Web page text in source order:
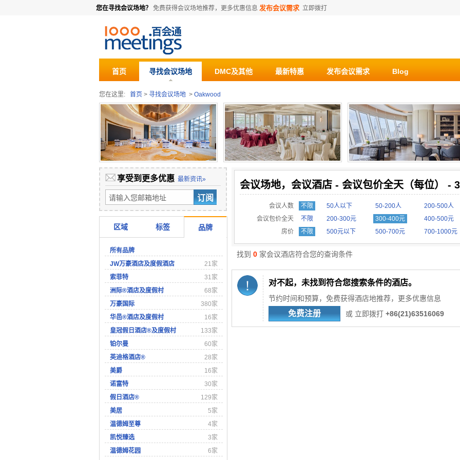
您在寻找会议场地？ 免费获得会议场地推荐，更多优惠信息 发布会议需求 立即拨打
首页 寻找会议场地 DMC及其他 最新特惠 发布会议需求 Blog
您在这里: 首页 > 寻找会议场地 > Oakwood
享受到更多优惠 最新资讯»
区域 标签 品牌
所有品牌
JW万豪酒店及度假酒店
21家
索菲特
31家
洲际®酒店及度假村
68家
万豪国际
380家
华邑®酒店及度假村
16家
皇冠假日酒店®及度假村
133家
铂尔曼
60家
英迪格酒店®
28家
美爵
16家
诺富特
30家
假日酒店®
129家
美居
5家
温德姆至尊
4家
凯悦臻选
3家
温德姆花园
6家
会议场地，会议酒店 - 会议包价全天（每位） -
会议人数 不限 50人以下 50-200人 200-500人
会议包价全天
不限 200-300元 300-400元 400-500元
房价
不限 500元以下 500-700元 700-1000元
找到 0 家会议酒店符合您的查询条件
对不起，未找到符合您搜索条件的酒店。
节约时间和预算，免费获得酒店地推荐，更多优惠信息
免费注册 或 立即拨打 +86(21)63516069